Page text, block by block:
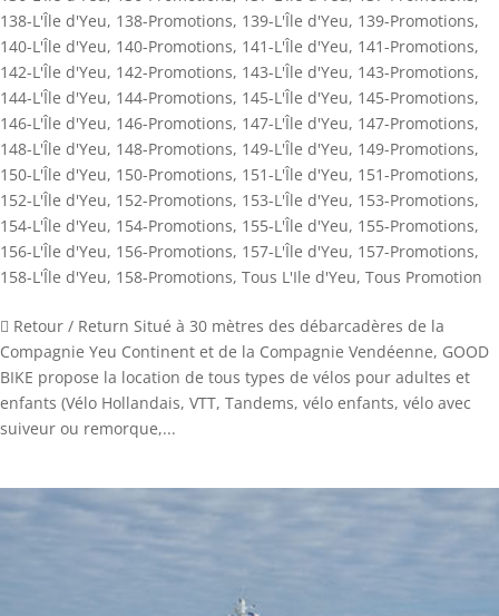
138-L'Île d'Yeu, 138-Promotions, 139-L'Île d'Yeu, 139-Promotions,
140-L'Île d'Yeu, 140-Promotions, 141-L'Île d'Yeu, 141-Promotions,
142-L'Île d'Yeu, 142-Promotions, 143-L'Île d'Yeu, 143-Promotions,
144-L'Île d'Yeu, 144-Promotions, 145-L'Île d'Yeu, 145-Promotions,
146-L'Île d'Yeu, 146-Promotions, 147-L'Île d'Yeu, 147-Promotions,
148-L'Île d'Yeu, 148-Promotions, 149-L'Île d'Yeu, 149-Promotions,
150-L'Île d'Yeu, 150-Promotions, 151-L'Île d'Yeu, 151-Promotions,
152-L'Île d'Yeu, 152-Promotions, 153-L'Île d'Yeu, 153-Promotions,
154-L'Île d'Yeu, 154-Promotions, 155-L'Île d'Yeu, 155-Promotions,
156-L'Île d'Yeu, 156-Promotions, 157-L'Île d'Yeu, 157-Promotions,
158-L'Île d'Yeu, 158-Promotions, Tous L'Ile d'Yeu, Tous Promotion
 Retour / Return Situé à 30 mètres des débarcadères de la
Compagnie Yeu Continent et de la Compagnie Vendéenne, GOOD
BIKE propose la location de tous types de vélos pour adultes et
enfants (Vélo Hollandais, VTT, Tandems, vélo enfants, vélo avec
suiveur ou remorque,...